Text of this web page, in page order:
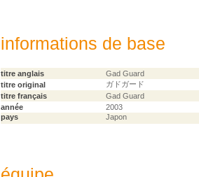
informations de base
titre anglais
Gad Guard
titre original
ガドガード
titre français
Gad Guard
année
2003
pays
Japon